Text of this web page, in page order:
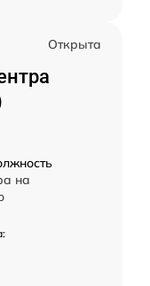
Открыта
на